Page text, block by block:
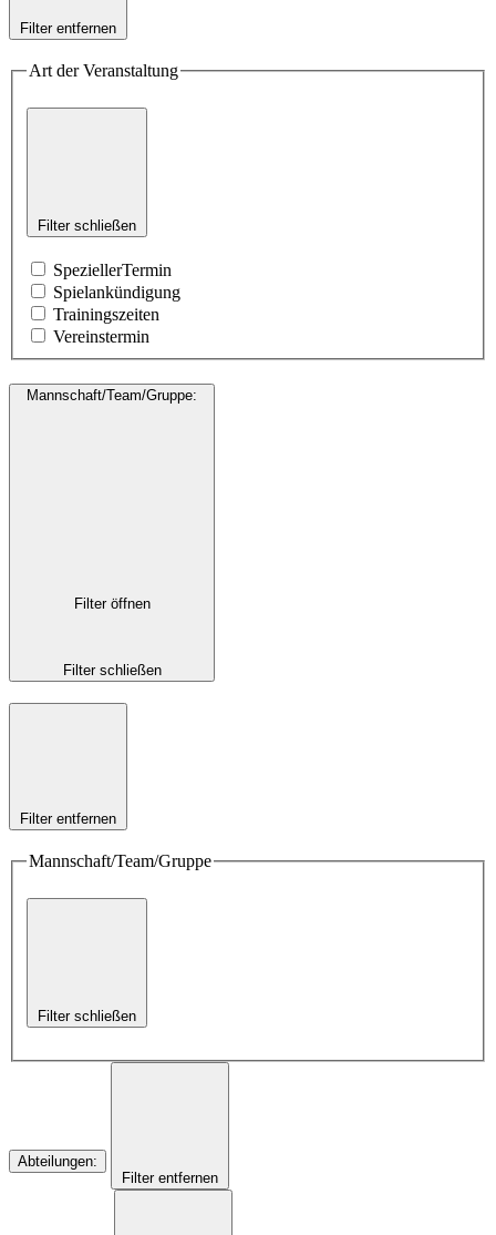
Filter entfernen
Art der Veranstaltung
Filter schließen
SpeziellerTermin
Spielankündigung
Trainingszeiten
Vereinstermin
Mannschaft/Team/Gruppe:
Filter öffnen
Filter schließen
Filter entfernen
Mannschaft/Team/Gruppe
Filter schließen
Abteilungen:
Filter entfernen